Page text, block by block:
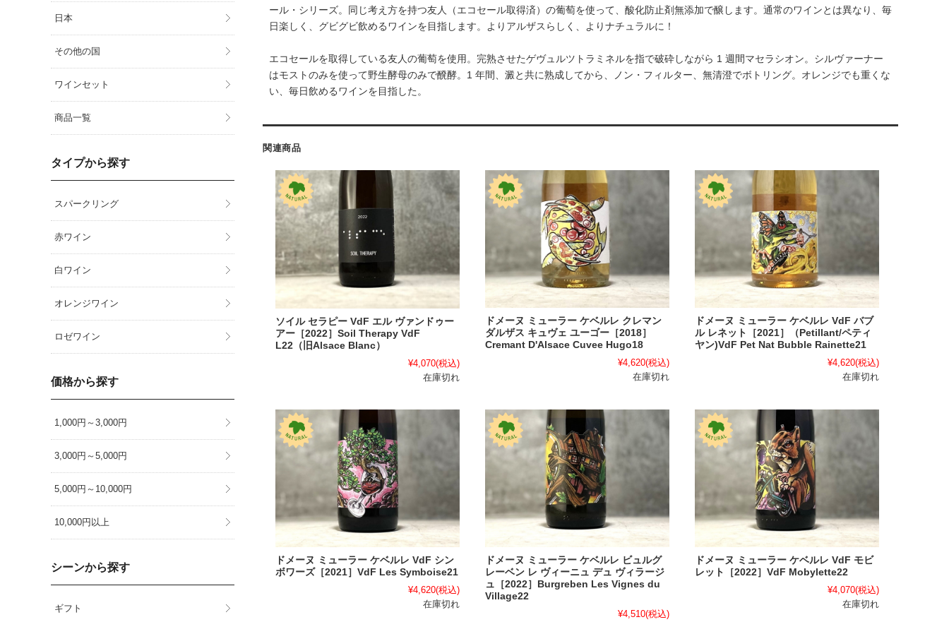
ール・シリーズ。同じ考え方を持つ友人（エコセール取得済）の葡萄を使って、酸化防止剤無添加で醸します。通常のワインとは異なり、毎
日楽しく、グビグビ飲めるワインを目指します。よりアルザスらしく、よりナチュラルに！
エコセールを取得している友人の葡萄を使用。完熟させたゲヴュルツトラミネルを指で破砕しながら 1 週間マセラシオン。シルヴァーナー
はモストのみを使って野生酵母のみで醗酵。1 年間、澱と共に熟成してから、ノン・フィルター、無清澄でボトリング。オレンジでも重くな
い、毎日飲めるワインを目指した。
関連商品
ソイル セラピー VdF エル ヴァンドゥー
アー［2022］Soil Therapy VdF
L22（旧Alsace Blanc）
¥4,070(税込)
在庫切れ
ドメーヌ ミューラー ケベルレ クレマン
ダルザス キュヴェ ユーゴー［2018］
Cremant D'Alsace Cuvee Hugo18
¥4,620(税込)
在庫切れ
ドメーヌ ミューラー ケベルレ VdF バブ
ル レネット［2021］（Petillant/ペティ
ヤン)VdF Pet Nat Bubble Rainette21
¥4,620(税込)
在庫切れ
ドメーヌ ミューラー ケベルレ VdF シン
ボワーズ［2021］VdF Les Symboise21
¥4,620(税込)
在庫切れ
ドメーヌ ミューラー ケベルレ ビュルグ
レーベン レ ヴィーニュ デュ ヴィラージ
ュ［2022］Burgreben Les Vignes du
Village22
¥4,510(税込)
ドメーヌ ミューラー ケベルレ VdF モビ
レット［2022］VdF Mobylette22
¥4,070(税込)
在庫切れ
日本
その他の国
ワインセット
商品一覧
タイプから探す
スパークリング
赤ワイン
白ワイン
オレンジワイン
ロゼワイン
価格から探す
1,000円～3,000円
3,000円～5,000円
5,000円～10,000円
10,000円以上
シーンから探す
ギフト